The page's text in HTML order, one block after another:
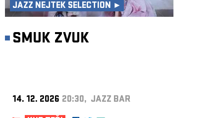
JAZZ NEJTEK SELECTION ►
SMUK ZVUK
14. 12. 2026 20:30, JAZZ BAR